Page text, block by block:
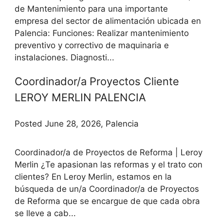
de Mantenimiento para una importante
empresa del sector de alimentación ubicada en
Palencia: Funciones: Realizar mantenimiento
preventivo y correctivo de maquinaria e
instalaciones. Diagnosti...
Coordinador/a Proyectos Cliente
LEROY MERLIN PALENCIA
Posted June 28, 2026, Palencia
Coordinador/a de Proyectos de Reforma | Leroy
Merlin ¿Te apasionan las reformas y el trato con
clientes? En Leroy Merlin, estamos en la
búsqueda de un/a Coordinador/a de Proyectos
de Reforma que se encargue de que cada obra
se lleve a cab...